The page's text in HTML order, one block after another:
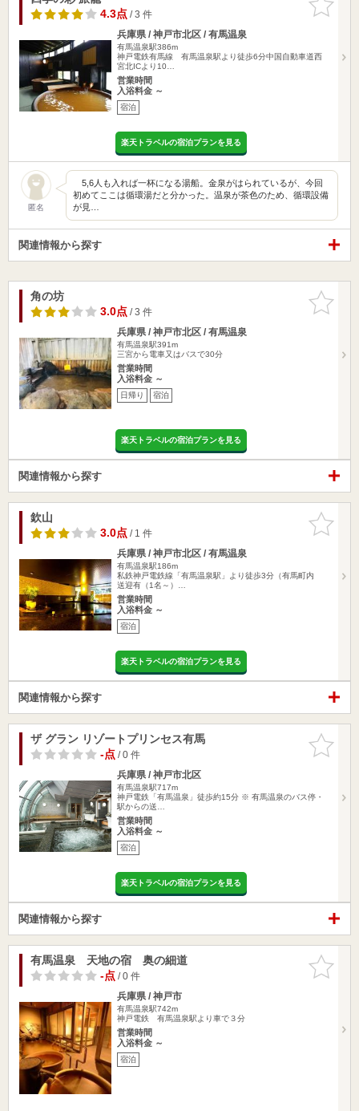
りに追加
4.3点/ 3 件
兵庫県 / 神戸市北区 / 有馬温泉
有馬温泉駅386m
神戸電鉄有馬線 有馬温泉駅より徒歩6分中国自動車道西
宮北ICより10…
営業時間
入浴料金 ～
宿泊
楽天トラベルの宿泊プランを見る
匿名
5,6人も入れば一杯になる湯船。金泉がはられているが、今回
初めてここは循環湯だと分かった。温泉が茶色のため、循環設備
が見…
関連情報から探す
お気に入
りに追加
角の坊
3.0点/ 3 件
兵庫県 / 神戸市北区 / 有馬温泉
有馬温泉駅391m
三宮から電車又はバスで30分
営業時間
入浴料金 ～
日帰り 宿泊
楽天トラベルの宿泊プランを見る
関連情報から探す
お気に入
りに追加
欽山
3.0点/ 1 件
兵庫県 / 神戸市北区 / 有馬温泉
有馬温泉駅186m
私鉄神戸電鉄線「有馬温泉駅」より徒歩3分（有馬町内
送迎有（1名～）…
営業時間
入浴料金 ～
宿泊
楽天トラベルの宿泊プランを見る
関連情報から探す
お気に入
りに追加
ザ グラン リゾートプリンセス有馬
-点/ 0 件
兵庫県 / 神戸市北区
有馬温泉駅717m
神戸電鉄「有馬温泉」徒歩約15分 ※ 有馬温泉のバス停・
駅からの送…
営業時間
入浴料金 ～
宿泊
楽天トラベルの宿泊プランを見る
関連情報から探す
お気に入
りに追加
有馬温泉 天地の宿 奥の細道
-点/ 0 件
兵庫県 / 神戸市
有馬温泉駅742m
神戸電鉄 有馬温泉駅より車で３分
営業時間
入浴料金 ～
宿泊